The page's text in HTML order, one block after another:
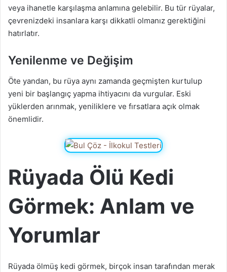
veya ihanetle karşılaşma anlamına gelebilir. Bu tür rüyalar,
çevrenizdeki insanlara karşı dikkatli olmanız gerektiğini
hatırlatır.
Yenilenme ve Değişim
Öte yandan, bu rüya aynı zamanda geçmişten kurtulup
yeni bir başlangıç yapma ihtiyacını da vurgular. Eski
yüklerden arınmak, yeniliklere ve fırsatlara açık olmak
önemlidir.
Rüyada Ölü Kedi
Görmek: Anlam ve
Yorumlar
Rüyada ölmüş kedi görmek, birçok insan tarafından merak